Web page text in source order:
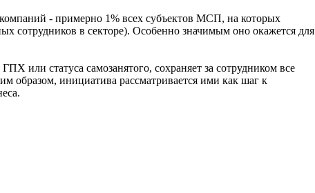
- примерно 1% всех субъектов МСП, на которых
сотрудников в секторе). Особенно значимым оно окажется для
или статуса самозанятого, сохраняет за сотрудником все
образом, инициатива рассматривается ими как шаг к